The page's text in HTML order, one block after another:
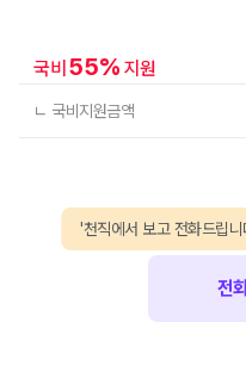
국비 55% 지원
ㄴ 국비지원금액
전
'천직에서 보고 전화드립